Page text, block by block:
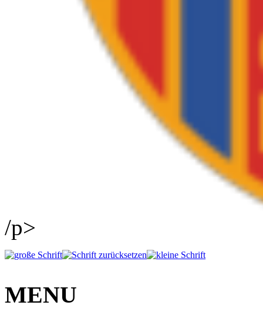
/p>
MENU